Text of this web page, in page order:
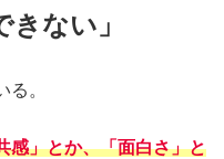
きない」
。
感」とか、「面白さ」と